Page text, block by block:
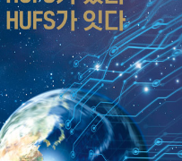
가 있다
가 잇다